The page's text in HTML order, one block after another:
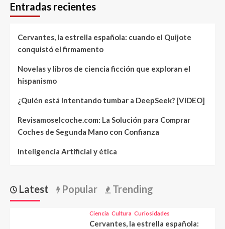
Entradas recientes
Cervantes, la estrella española: cuando el Quijote
conquistó el firmamento
Novelas y libros de ciencia ficción que exploran el
hispanismo
¿Quién está intentando tumbar a DeepSeek? [VIDEO]
Revisamoselcoche.com: La Solución para Comprar
Coches de Segunda Mano con Confianza
Inteligencia Artificial y ética
Latest Popular Trending
Ciencia Cultura Curiosidades
Cervantes, la estrella española: